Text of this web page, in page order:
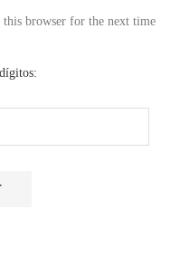
this browser for the next time